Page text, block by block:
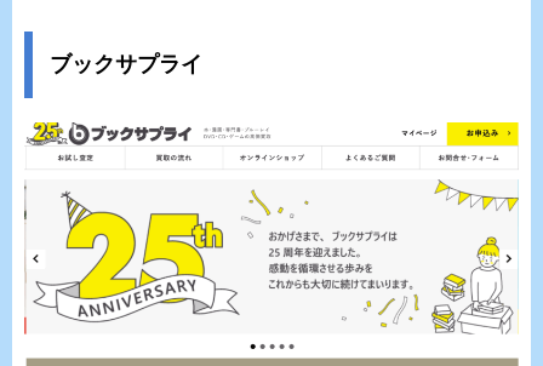
ブックサプライ